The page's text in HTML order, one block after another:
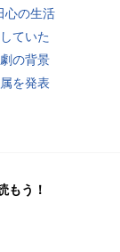
心の生活
ていた
の背景
を発表
もう！